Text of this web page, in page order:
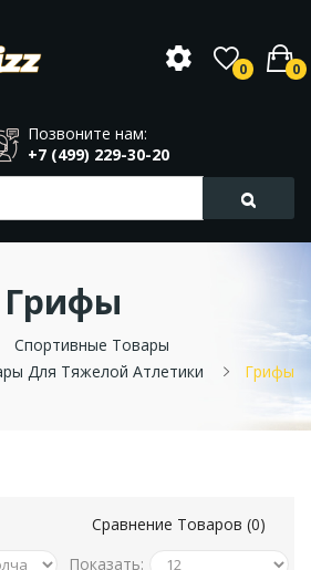
0 0
Позвоните нам:
+7 (499) 229-30-20
Грифы
Спортивные Товары
Для Тяжелой Атлетики
Грифы
Сравнение Товаров (0)
Показать: